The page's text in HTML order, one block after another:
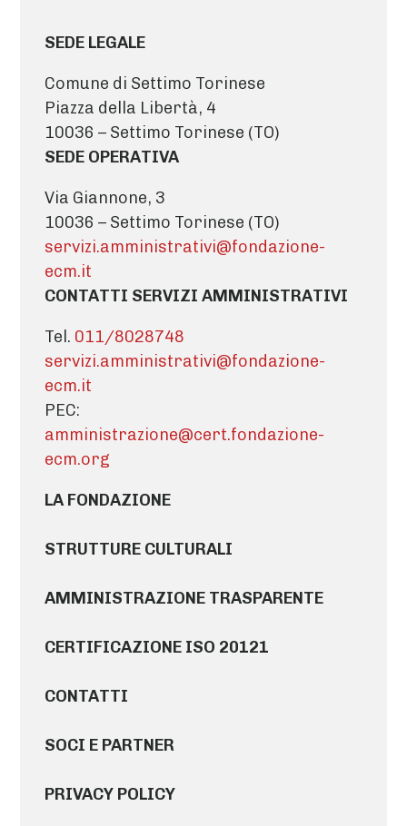
SEDE LEGALE
Comune di Settimo Torinese
Piazza della Libertà, 4
10036 – Settimo Torinese (TO)
SEDE OPERATIVA
Via Giannone, 3
10036 – Settimo Torinese (TO)
servizi.amministrativi@fondazione-
ecm.it
CONTATTI SERVIZI AMMINISTRATIVI
Tel. 011/8028748
servizi.amministrativi@fondazione-
ecm.it
PEC:
amministrazione@cert.fondazione-
ecm.org
LA FONDAZIONE
STRUTTURE CULTURALI
AMMINISTRAZIONE TRASPARENTE
CERTIFICAZIONE ISO 20121
CONTATTI
SOCI E PARTNER
PRIVACY POLICY